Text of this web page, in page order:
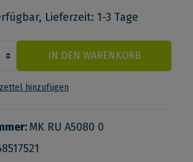
Lieferzeit: 1-3 Tage
IN DEN WARENKORB
hinzufügen
MK RU A5080 0